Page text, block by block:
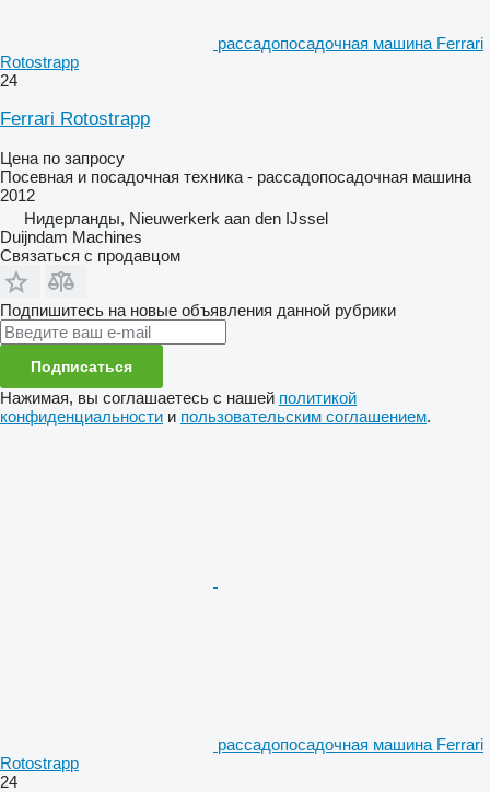
рассадопосадочная машина Ferrari
Rotostrapp
24
Ferrari Rotostrapp
Цена по запросу
Посевная и посадочная техника - рассадопосадочная машина
2012
Нидерланды, Nieuwerkerk aan den IJssel
Duijndam Machines
Связаться с продавцом
Подпишитесь на новые объявления данной рубрики
Подписаться
Нажимая, вы соглашаетесь с нашей политикой
конфиденциальности и пользовательским соглашением.
рассадопосадочная машина Ferrari
Rotostrapp
24